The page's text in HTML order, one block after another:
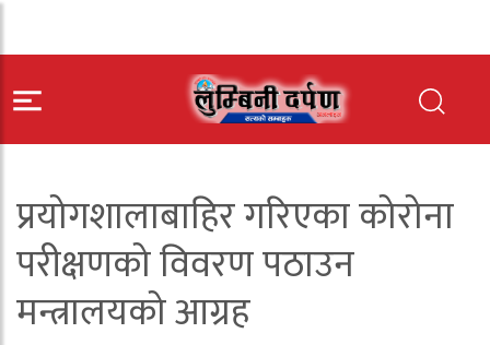
प्रयोगशालाबाहिर गरिएका कोरोना
परीक्षणको विवरण पठाउन
मन्त्रालयको आग्रह